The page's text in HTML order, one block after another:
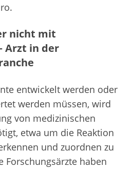
nicht mit
Arzt in der
entwickelt werden oder
werden müssen, wird
von medizinischen
etwa um die Reaktion
und zuordnen zu
Forschungsärzte haben